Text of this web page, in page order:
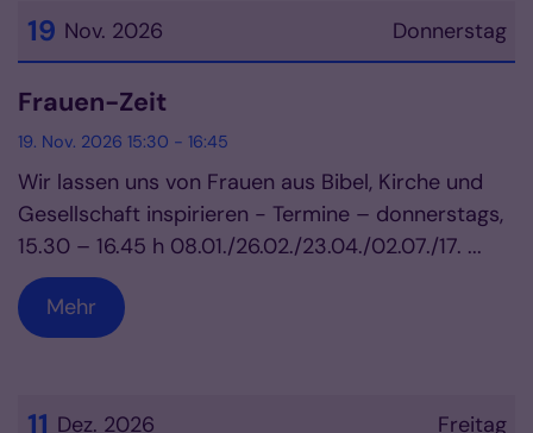
Donnerstag
19 Nov. 2026
Datum: 19. November 2026
Frauen-Zeit
19. Nov. 2026 15:30 - 16:45
Wir lassen uns von Frauen aus Bibel, Kirche und
Gesellschaft inspirieren - Termine – donnerstags,
15.30 – 16.45 h 08.01./26.02./23.04./02.07./17. ...
Mehr
Freitag
11 Dez. 2026